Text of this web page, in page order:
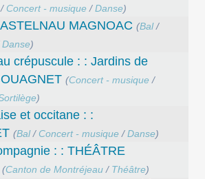
Concert - musique/Danse)
MAGNOAC (Bal/
Danse)
crépuscule : : Jardins de
(Concert - musique/
)
et occitane : :
(Bal/ Concert - musique/Danse)
: : THÉÂTRE
(Canton de Montréjeau/ Théâtre)